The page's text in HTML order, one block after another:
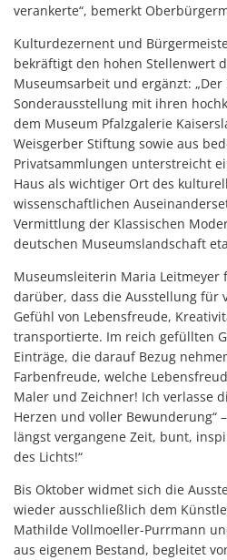
verankerte“, bemerkt
Kulturdezernent und
bekräftigt den hohen Stellenwert
Museumsarbeit und ergänzt: „Der
Sonderausstellung mit ihren
dem Museum Pfalzgalerie
Weisgerber Stiftung sowie aus
Privatsammlungen unterstreicht
Haus als wichtiger Ort des
wissenschaftlichen
Vermittlung der Klassischen
deutschen Museumslandschaft
Museumsleiterin Maria Leitmeyer
darüber, dass die Ausstellung für
Gefühl von Lebensfreude,
transportierte. Im reich gefüllten
Einträge, die darauf Bezug
Farbenfreude, welche
Maler und Zeichner! Ich verlasse
Herzen und voller Bewunderung“
längst vergangene Zeit, bunt,
des Lichts!“
Bis Oktober widmet sich die
wieder ausschließlich dem
Mathilde Vollmoeller-Purrmann
aus eigenem Bestand, begleitet